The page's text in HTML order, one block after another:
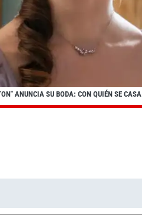
ANUNCIA SU BODA: CON QUIÉN SE CASA